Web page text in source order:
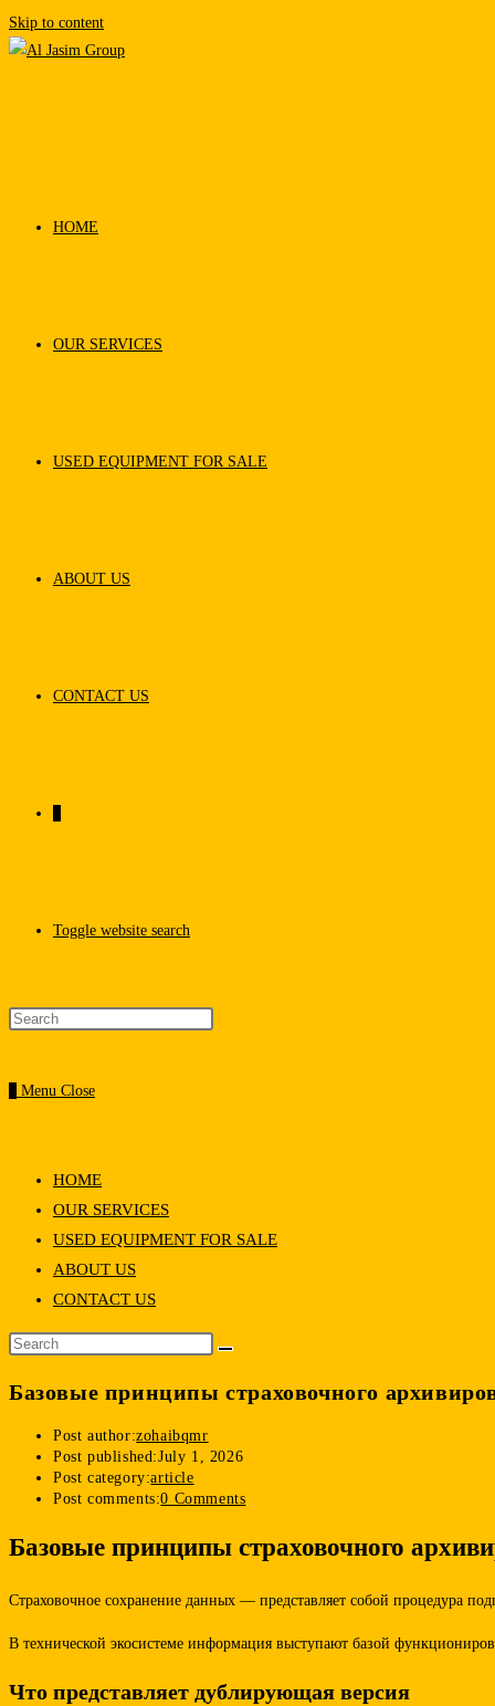
Skip to content
HOME
OUR SERVICES
USED EQUIPMENT FOR SALE
ABOUT US
CONTACT US
Toggle website search
Menu Close
HOME
OUR SERVICES
USED EQUIPMENT FOR SALE
ABOUT US
CONTACT US
Базовые принципы страховочного
Post author:zohaibqmr
Post published:July 1, 2026
Post category:article
Post comments:0 Comments
Базовые принципы страховочного
Страховочное сохранение данных — представляет собой процедура
В технической экосистеме информация выступают базой
Что представляет дублирующая версия